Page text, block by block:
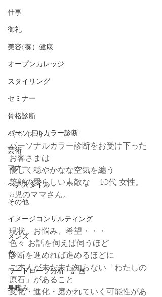
仕事
御礼
美容(養）健康
オープンカレッジ
スタイリング
セミナー
骨格診断
パーソナルカラー診断
芸術
マナー
ヘアスタイル
その他
イメージコンサルティング
メンズ
色
ワードローブ分析・計画
身嗜み
8/6（日）、
パーソナルカラー診断をお受け下った
お客さまは
優しく穏やかなな空気を纏う
笑顔の愛らしい素敵な　40代 女性。
3児のママさん。
現状、お悩み、希望・・・
色々 お話を伺えば伺うほど
診断を進めれば進めるほどに
ご本人が未だ未だ知らない「わたしの
原石」があること
変化・進化・磨かれていく可能性があ